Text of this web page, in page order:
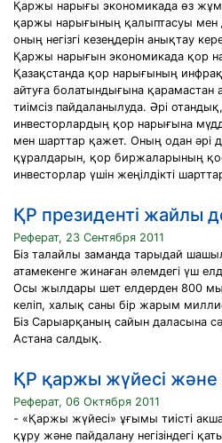
Қаржы нарығы экономикада өз
қаржы нарығының қалыптасуы мен
оның негізгі кезеңдерін анықтау
Қаржы нарығын экономикада қор
Қазақстанда қор нарығының
айтуға болатындығына қарамастан
тиімсіз пайдаланылуда. Әрі
инвесторлардың қор нарығына
мен шарттар қажет. Оның одан әрі
құралдарын, қор биржаларының
инвесторлар үшін жеңілдікті
ҚР президенті жайлы
Реферат, 23 Сентября 2011
Біз талайлы заманда тарыдай
атамекенге жинаған әлемдегі үш
Осы жылдары шет елдерден 800
келіп, халық саны бір жарым
Біз Сарыарқаның сайын даласына
Астана салдық.
ҚР қаржы жүйесі және
Реферат, 06 Октября 2011
- «Қаржы жүйесі» ұғымы тиісті
құру және пайдалану негізіндегі